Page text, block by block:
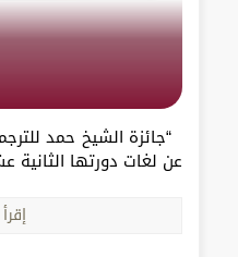
“جائزة الشيخ حمد
عن لغات دورتها الثانية